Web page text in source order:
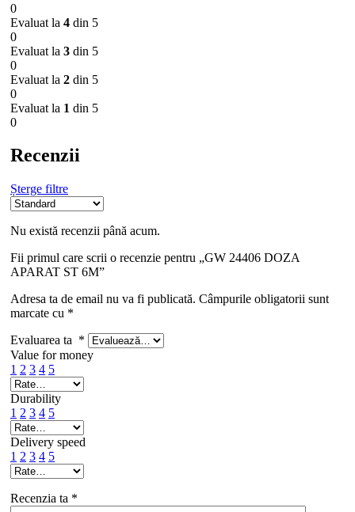
0
Evaluat la 4 din 5
0
Evaluat la 3 din 5
0
Evaluat la 2 din 5
0
Evaluat la 1 din 5
0
Recenzii
Șterge filtre
Nu există recenzii până acum.
Fii primul care scrii o recenzie pentru „GW 24406 DOZA
APARAT ST 6M”
Adresa ta de email nu va fi publicată. Câmpurile obligatorii sunt
marcate cu *
Evaluarea ta *
Value for money
1 2 3 4 5
Durability
1 2 3 4 5
Delivery speed
1 2 3 4 5
Recenzia ta *